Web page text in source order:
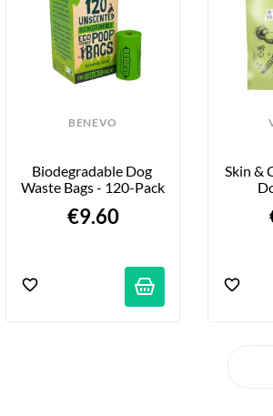
BENEVO
Biodegradable Dog
Waste Bags - 120-Pack
€9.60
Skin &